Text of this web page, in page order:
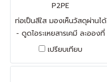
P2PE
ท่อเป็นสีใส มองเห็นวัสดุผ่านได้
- ดูดไอระเหยสารเคมี ละอองที่
ฟุ้งกระจายไปด้วยกรดหรือ ด่าง
เปรียบเทียบ